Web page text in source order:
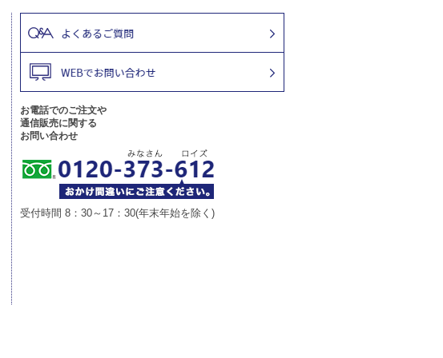
お電話でのご注文や
通信販売に関する
お問い合わせ
受付時間 8：30～17：30(年末年始を除く)